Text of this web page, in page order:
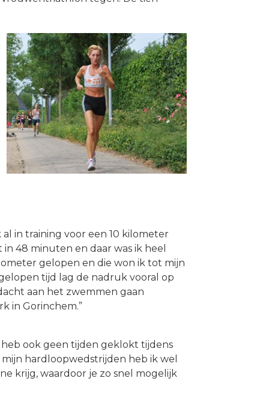
in training voor een 10 kilometer
48 minuten en daar was ik heel
gelopen en die won ik tot mijn
tijd lag de nadruk vooral op
aan het zwemmen gaan
in Gorinchem.”
heb ook geen tijden geklokt tijdens
hardloopwedstrijden heb ik wel
krijg, waardoor je zo snel mogelijk